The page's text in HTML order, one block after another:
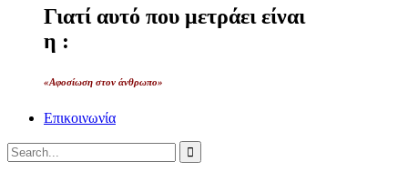
Γιατί αυτό που μετράει είναι
η :
«Αφοσίωση στον άνθρωπο»
Επικοινωνία